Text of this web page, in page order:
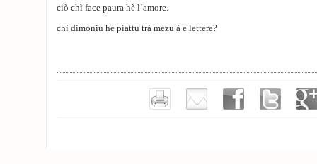
ciò chì face paura hè l’amore.
chì dimoniu hè piattu trà mezu à e lettere?